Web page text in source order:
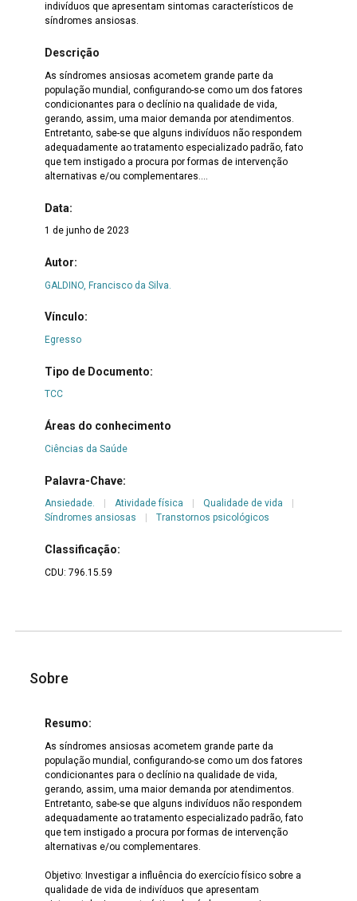
indivíduos que apresentam sintomas característicos de
síndromes ansiosas.
Descrição
As síndromes ansiosas acometem grande parte da
população mundial, configurando-se como um dos fatores
condicionantes para o declínio na qualidade de vida,
gerando, assim, uma maior demanda por atendimentos.
Entretanto, sabe-se que alguns indivíduos não respondem
adequadamente ao tratamento especializado padrão, fato
que tem instigado a procura por formas de intervenção
alternativas e/ou complementares....
Data:
1 de junho de 2023
Autor:
GALDINO, Francisco da Silva.
Vínculo:
Egresso
Tipo de Documento:
TCC
Áreas do conhecimento
Ciências da Saúde
Palavra-Chave:
Ansiedade. Atividade física Qualidade de vida
Síndromes ansiosas
Transtornos psicológicos
Classificação:
CDU: 796.15.59
Sobre
Resumo:
As síndromes ansiosas acometem grande parte da
população mundial, configurando-se como um dos fatores
condicionantes para o declínio na qualidade de vida,
gerando, assim, uma maior demanda por atendimentos.
Entretanto, sabe-se que alguns indivíduos não respondem
adequadamente ao tratamento especializado padrão, fato
que tem instigado a procura por formas de intervenção
alternativas e/ou complementares.
Objetivo: Investigar a influência do exercício físico sobre a
qualidade de vida de indivíduos que apresentam